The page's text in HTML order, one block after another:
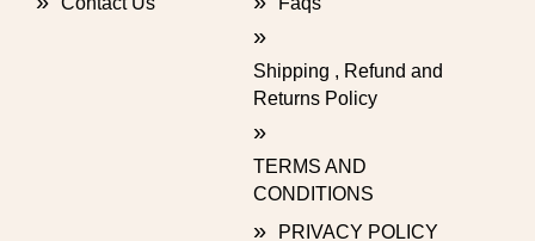
Shipping , Refund and
Returns Policy
TERMS AND
CONDITIONS
PRIVACY POLICY